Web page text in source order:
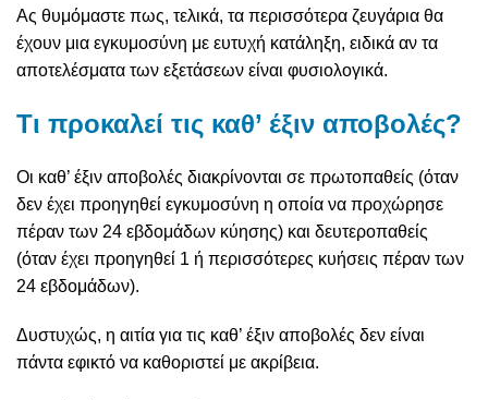
Ας θυμόμαστε πως, τελικά, τα περισσότερα ζευγάρια θα
έχουν μια εγκυμοσύνη με ευτυχή κατάληξη, ειδικά αν τα
αποτελέσματα των εξετάσεων είναι φυσιολογικά.
Τι προκαλεί τις καθ’ έξιν αποβολές?
Οι καθ’ έξιν αποβολές διακρίνονται σε πρωτοπαθείς (όταν
δεν έχει προηγηθεί εγκυμοσύνη η οποία να προχώρησε
πέραν των 24 εβδομάδων κύησης) και δευτεροπαθείς
(όταν έχει προηγηθεί 1 ή περισσότερες κυήσεις πέραν των
24 εβδομάδων).
Δυστυχώς, η αιτία για τις καθ’ έξιν αποβολές δεν είναι
πάντα εφικτό να καθοριστεί με ακρίβεια.